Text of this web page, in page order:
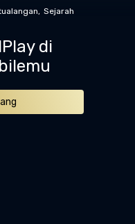
Sejarah
di